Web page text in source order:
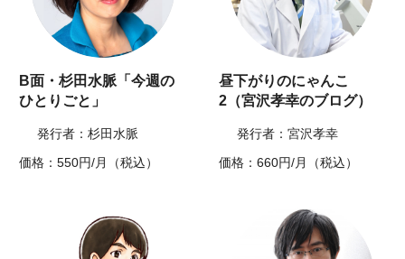
B面・杉田水脈「今週の
ひとりごと」
発行者：杉田水脈
価格：550円/月（税込）
昼下がりのにゃんこ
2（宮沢孝幸のブログ）
発行者：宮沢孝幸
価格：660円/月（税込）